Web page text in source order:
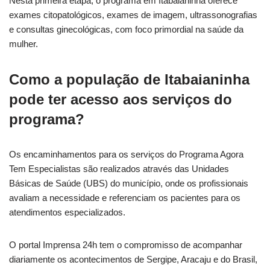
exames citopatológicos, exames de imagem, ultrassonografias
e consultas ginecológicas, com foco primordial na saúde da
mulher.
Como a população de Itabaianinha
pode ter acesso aos serviços do
programa?
Os encaminhamentos para os serviços do Programa Agora
Tem Especialistas são realizados através das Unidades
Básicas de Saúde (UBS) do município, onde os profissionais
avaliam a necessidade e referenciam os pacientes para os
atendimentos especializados.
O portal Imprensa 24h tem o compromisso de acompanhar
diariamente os acontecimentos de Sergipe, Aracaju e do Brasil,